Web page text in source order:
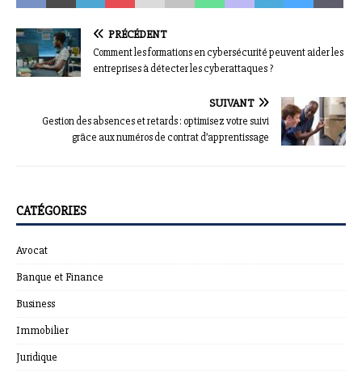
PRÉCÉDENT
Comment les formations en cybersécurité peuvent aider les
entreprises à détecter les cyberattaques ?
SUIVANT
Gestion des absences et retards : optimisez votre suivi
grâce aux numéros de contrat d’apprentissage
CATÉGORIES
Avocat
Banque et Finance
Business
Immobilier
Juridique